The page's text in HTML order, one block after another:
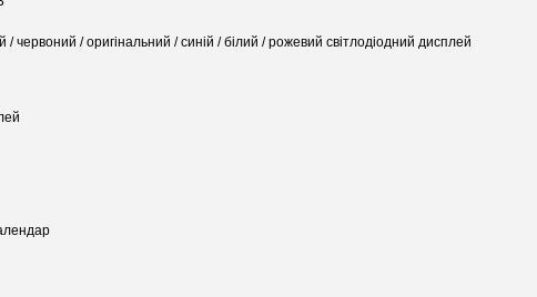
червоний / оригінальний / синій / білий / рожевий світлодіодний дисплей